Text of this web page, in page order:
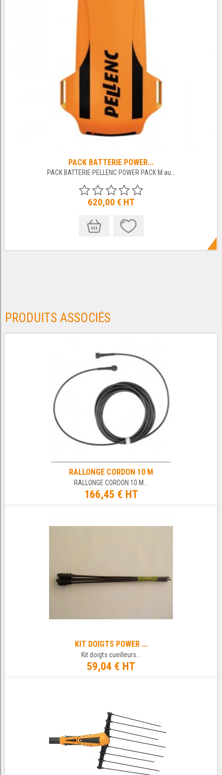
PACK BATTERIE POWER...
PACK BATTERIE PELLENC POWER PACK M au...
620,00 € HT
PRODUITS ASSOCIÉS
RALLONGE CORDON 10 M
RALLONGE CORDON 10 M...
166,45 € HT
KIT DOIGTS POWER ...
Kit doigts cueilleurs...
59,04 € HT